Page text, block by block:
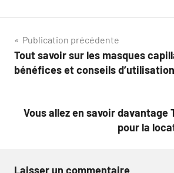
Navigation
de
Publication précédente
Tout savoir sur les masques
bénéfices et conseils
Vous allez en savoir
pour la
Laisser un commentaire